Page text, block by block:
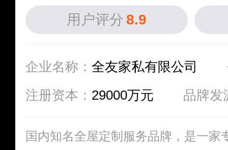
用户评分 8.9
企业名称： 全友家私有限公司
注册资本： 29000万元 品牌发
国内知名全屋定制服务品牌，是一家